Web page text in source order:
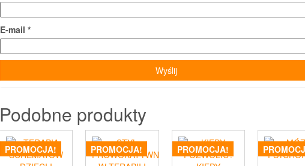
E-mail *
Podobne produkty
PROMOCJA! PROMOCJA! PROMOCJA!